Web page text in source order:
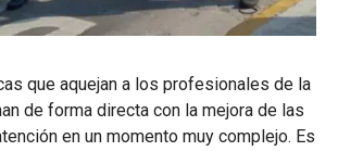
que aquejan a los profesionales de la
de forma directa con la mejora de las
en un momento muy complejo. Es